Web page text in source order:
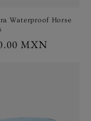
Waterproof Horse
MXN